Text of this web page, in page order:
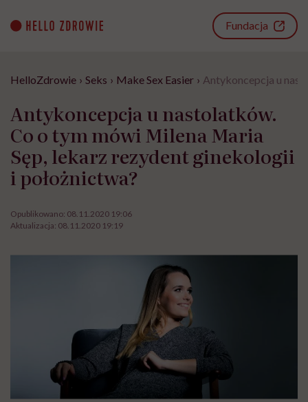
content
Fundacja
HelloZdrowie › Seks › Make Sex Easier › Antykoncepcja u
Antykoncepcja u nastolatków.
Co o tym mówi Milena Maria
Sęp, lekarz rezydent ginekologii
i położnictwa?
Opublikowano: 08.11.2020 19:06
Aktualizacja: 08.11.2020 19:19